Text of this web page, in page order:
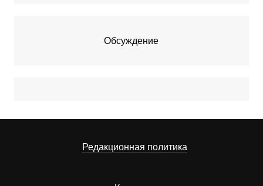
Обсуждение
Редакционная политика